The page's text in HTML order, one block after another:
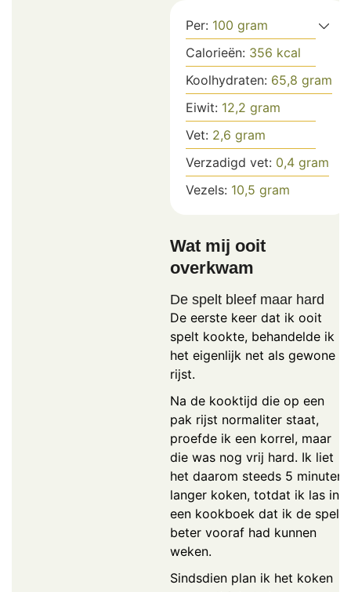
Per: 100 gram
Calorieën: 356 kcal
Koolhydraten: 65,8 gram
Eiwit: 12,2 gram
Vet: 2,6 gram
Verzadigd vet: 0,4 gram
Vezels: 10,5 gram
Wat mij ooit
overkwam
De spelt bleef maar hard
De eerste keer dat ik ooit
spelt kookte, behandelde ik
het eigenlijk net als gewone
rijst.
Na de kooktijd die op een
pak rijst normaliter staat,
proefde ik een korrel, maar
die was nog vrij hard. Ik liet
het daarom steeds 5 minuten
langer koken, totdat ik las in
een kookboek dat ik de spelt
beter vooraf had kunnen
weken.
Sindsdien plan ik het koken